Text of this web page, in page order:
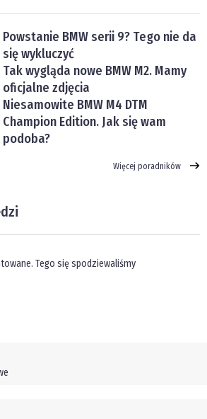
Powstanie BMW serii 9? Tego nie da
się wykluczyć
Tak wygląda nowe BMW M2. Mamy
oficjalne zdjęcia
Niesamowite BMW M4 DTM
Champion Edition. Jak się wam
podoba?
Więcej poradników
Tego się spodziewaliśmy